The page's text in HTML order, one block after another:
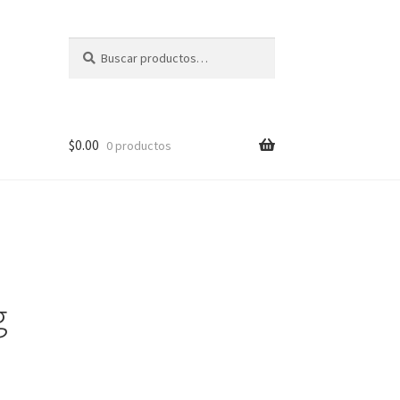
por:
$0.00 0 productos